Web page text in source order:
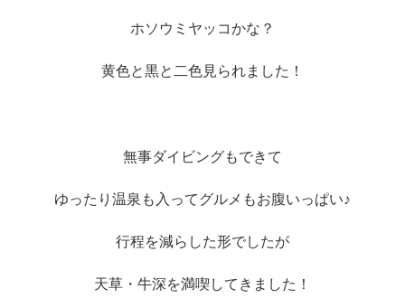
ホソウミヤッコかな？
黄色と黒と二色見られました！
無事ダイビングもできて
ゆったり温泉も入ってグルメもお腹いっぱい♪
行程を減らした形でしたが
天草・牛深を満喫してきました！